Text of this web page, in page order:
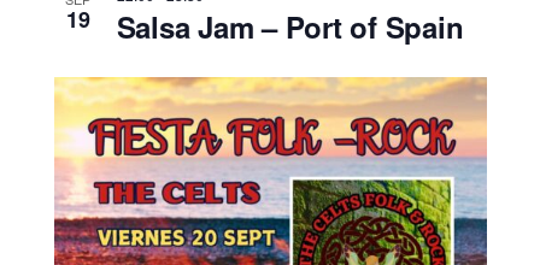
19 Salsa Jam – Port of Spain